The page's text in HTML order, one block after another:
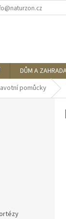
DŮM A
pomůcky